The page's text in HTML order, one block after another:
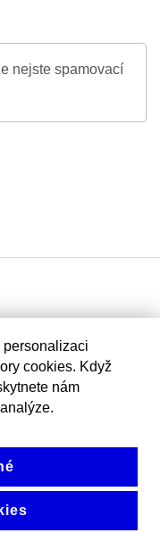
nejste spamovací
personalizaci
cookies. Když
nám